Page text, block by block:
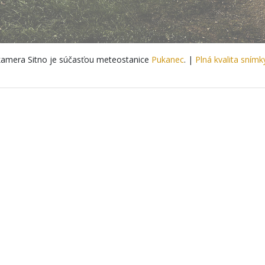
Sitno je súčasťou meteostanice Pukanec. | Plná kvalita